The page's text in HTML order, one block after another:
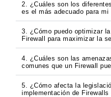
2. ¿Cuáles son los
es el más adecuado para mi
3. ¿Cómo puedo optimizar
Firewall para maximizar la
4. ¿Cuáles son las
comunes que un Firewall
5. ¿Cómo afecta la
implementación de